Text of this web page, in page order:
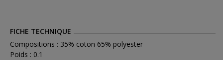
FICHE TECHNIQUE
Compositions : 35% coton 65% polyester
Poids : 0.1